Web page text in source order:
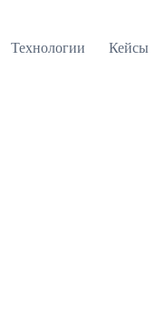
Технологии Кейсы